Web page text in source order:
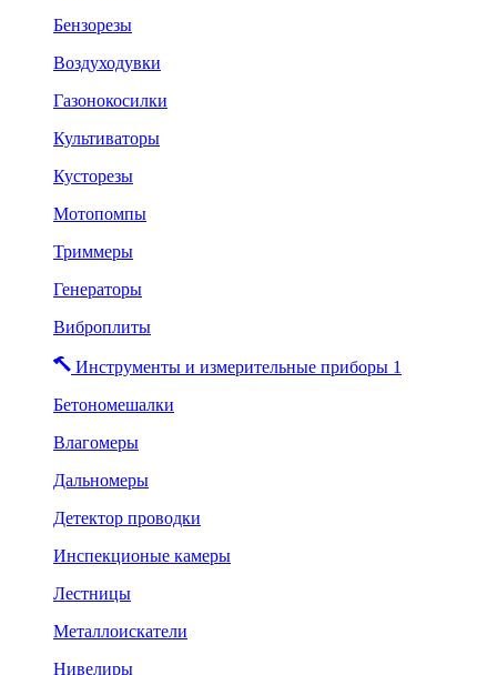
Бензорезы
Воздуходувки
Газонокосилки
Культиваторы
Кусторезы
Мотопомпы
Триммеры
Генераторы
Виброплиты
Инструменты и измерительные приборы 1
Бетономешалки
Влагомеры
Дальномеры
Детектор проводки
Инспекционые камеры
Лестницы
Металлоискатели
Нивелиры